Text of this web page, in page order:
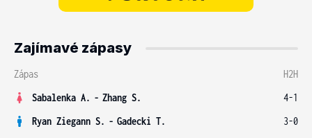
Zajímavé zápasy
Zápas
H2H
Sabalenka A. - Zhang S.
4-1
Ryan Ziegann S. - Gadecki T.
3-0